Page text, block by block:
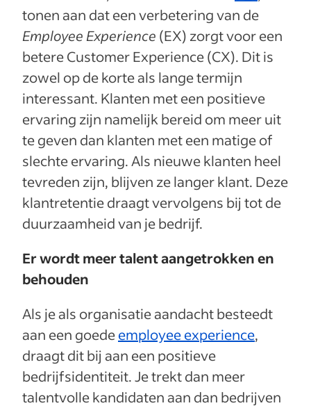
tonen aan dat een verbetering van de
Employee Experience (EX) zorgt voor een
betere Customer Experience (CX). Dit is
zowel op de korte als lange termijn
interessant. Klanten met een positieve
ervaring zijn namelijk bereid om meer uit
te geven dan klanten met een matige of
slechte ervaring. Als nieuwe klanten heel
tevreden zijn, blijven ze langer klant. Deze
klantretentie draagt vervolgens bij tot de
duurzaamheid van je bedrijf.
Er wordt meer talent aangetrokken en
behouden
Als je als organisatie aandacht besteedt
aan een goedeemployee experience,
draagt dit bij aan een positieve
bedrijfsidentiteit. Je trekt dan meer
talentvolle kandidaten aan dan bedrijven